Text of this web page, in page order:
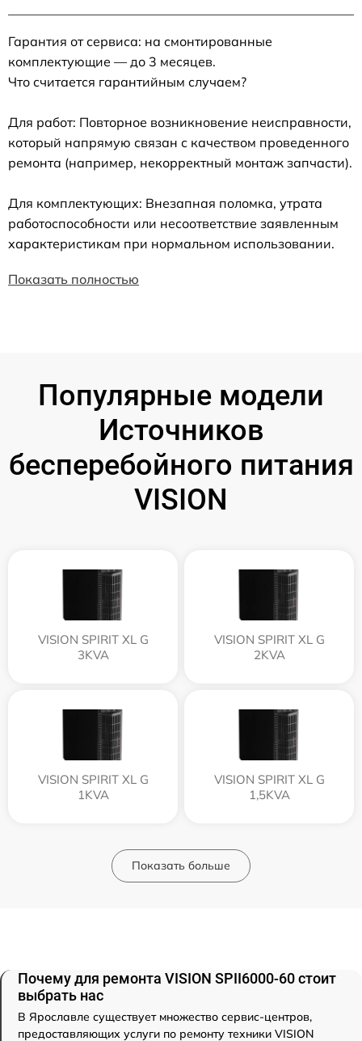
Гарантия от сервиса: на смонтированные
комплектующие — до 3 месяцев.
Что считается гарантийным случаем?
Для работ: Повторное возникновение неисправности,
который напрямую связан с качеством проведенного
ремонта (например, некорректный монтаж запчасти).
Для комплектующих: Внезапная поломка, утрата
работоспособности или несоответствие заявленным
характеристикам при нормальном использовании.
Показать полностью
Популярные модели
Источников
бесперебойного питания
VISION
VISION SPIRIT XL G
3KVA
VISION SPIRIT XL G
2KVA
VISION SPIRIT XL G
1KVA
VISION SPIRIT XL G
1,5KVA
Показать больше
Почему для ремонта VISION SPII6000-60 стоит
выбрать нас
В Ярославле существует множество сервис-центров,
предоставляющих услуги по ремонту техники VISION